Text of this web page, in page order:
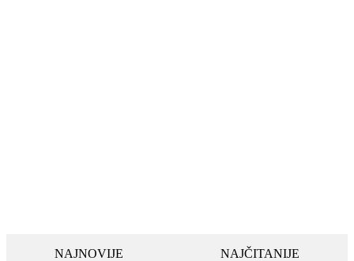
NAJNOVIJE NAJČITANIJE